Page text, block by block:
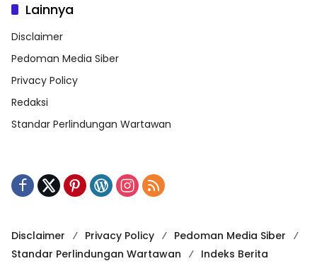
Lainnya
Disclaimer
Pedoman Media Siber
Privacy Policy
Redaksi
Standar Perlindungan Wartawan
Disclaimer Privacy Policy
Pedoman Media Siber
Standar Perlindungan Wartawan
Indeks Berita